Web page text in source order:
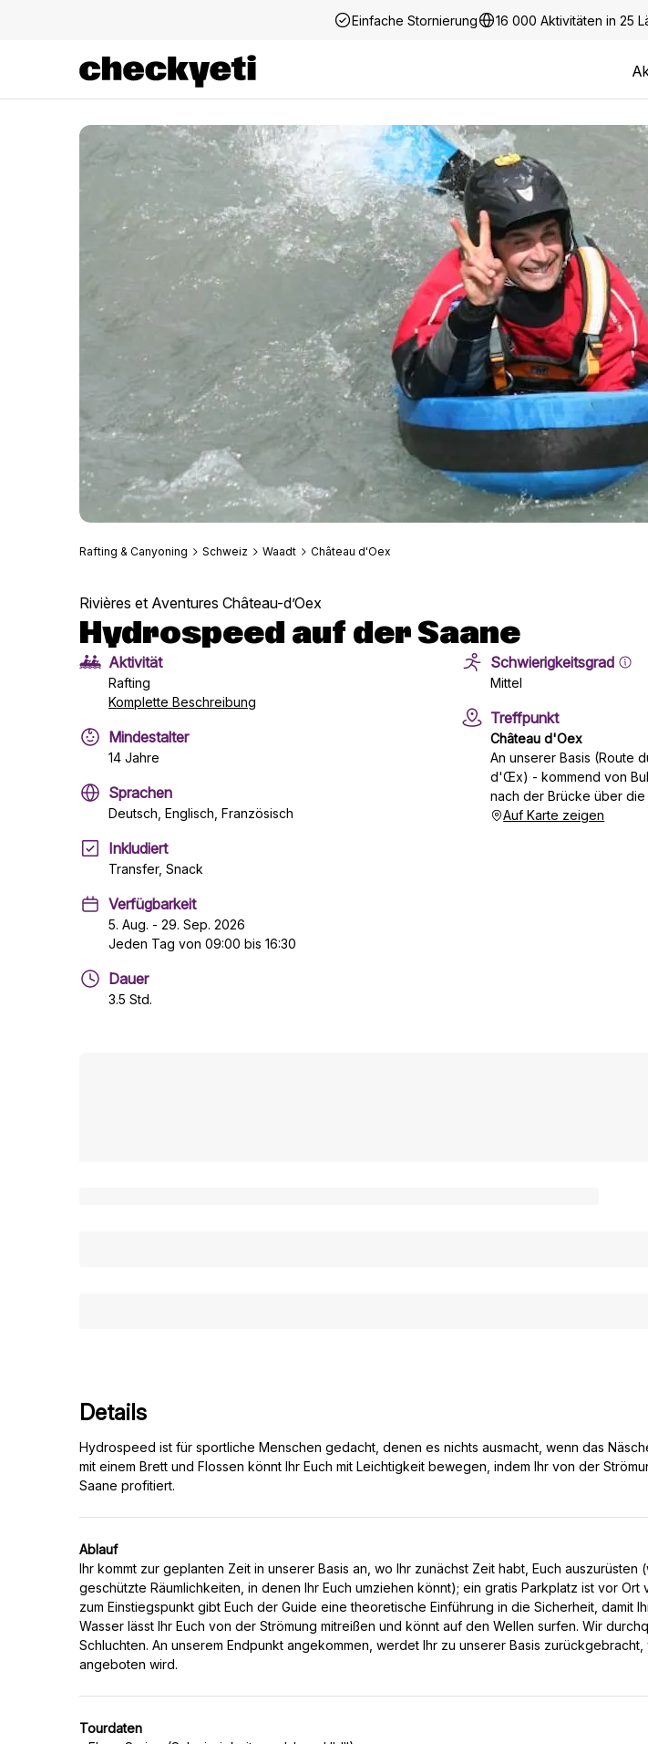
Einfache Stornierung 16 000 Aktivitäten in 25
Rafting & Canyoning Schweiz Waadt Château d'Oex
Rivières et Aventures Château-d’Oex
Hydrospeed auf der Saane
Aktivität
Rafting
Komplette Beschreibung
Mindestalter
14 Jahre
Sprachen
Deutsch, Englisch, Französisch
Inkludiert
Transfer, Snack
Verfügbarkeit
5. Aug. - 29. Sep. 2026
Jeden Tag von 09:00 bis 16:30
Dauer
3.5 Std.
Schwierigkeitsgrad
Mittel
Treffpunkt
Château d'Oex
An unserer Basis (Route
d'Œx) - kommend von
nach der Brücke über die
Auf Karte zeigen
Details
Hydrospeed ist für sportliche Menschen gedacht, denen es nichts ausmacht, wenn das
mit einem Brett und Flossen könnt Ihr Euch mit Leichtigkeit bewegen, indem Ihr von der
Ablauf
Ihr kommt zur geplanten Zeit in unserer Basis an, wo Ihr zunächst Zeit habt, Euch auszurüsten
geschützte Räumlichkeiten, in denen Ihr Euch umziehen könnt); ein gratis Parkplatz ist vor Ort
zum Einstiegspunkt gibt Euch der Guide eine theoretische Einführung in die Sicherheit, damit
Wasser lässt Ihr Euch von der Strömung mitreißen und könnt auf den Wellen surfen. Wir
Schluchten. An unserem Endpunkt angekommen, werdet Ihr zu unserer Basis
Tourdaten